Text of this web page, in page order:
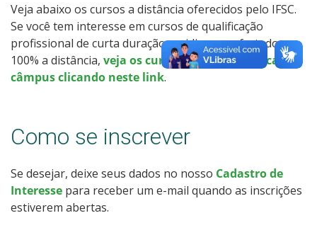
Inscrições e acompanhamento
Orientações para Matrícula
Provas e Gabaritos
Estatísticas dos Processos Seletivos
Veja abaixo os cursos a distância oferecidos pelo IFSC.
Se você tem interesse em cursos de qualificação
profissional de curta duração ou idiomas, ofertados
100% a distância, veja os cursos oferecidos em cada
câmpus clicando neste link.
Como se inscrever
Se desejar, deixe seus dados no nosso Cadastro de
Interesse para receber um e-mail quando as inscrições
estiverem abertas.